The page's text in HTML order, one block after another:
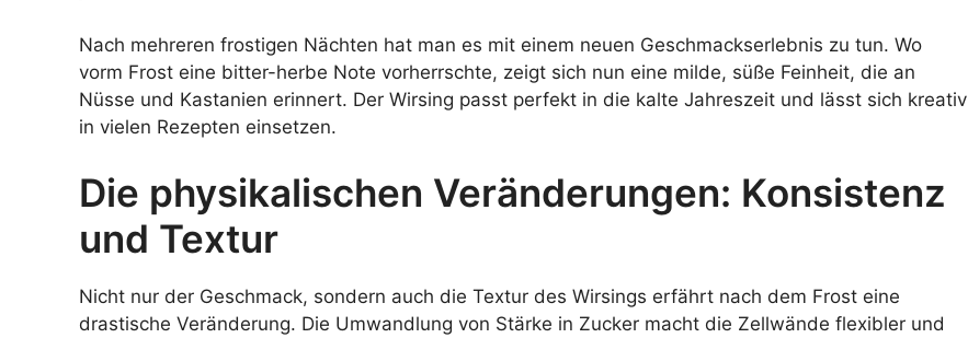
Nach mehreren frostigen Nächten hat man es mit einem neuen Geschmackserlebnis zu tun. Wo
vorm Frost eine bitter-herbe Note vorherrschte, zeigt sich nun eine milde, süße Feinheit, die an
Nüsse und Kastanien erinnert. Der Wirsing passt perfekt in die kalte Jahreszeit und lässt sich kreativ
in vielen Rezepten einsetzen.
Die physikalischen Veränderungen: Konsistenz
und Textur
Nicht nur der Geschmack, sondern auch die Textur des Wirsings erfährt nach dem Frost eine
drastische Veränderung. Die Umwandlung von Stärke in Zucker macht die Zellwände flexibler und